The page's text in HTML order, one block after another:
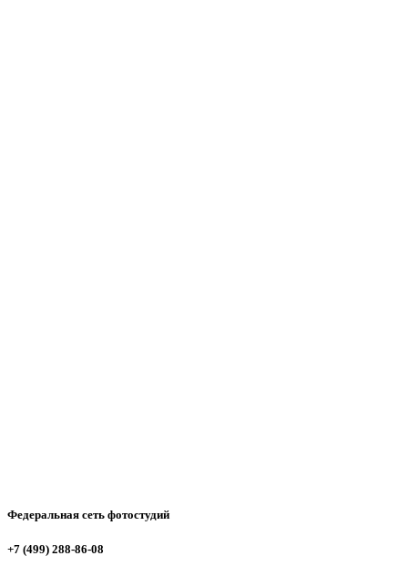
Федеральная сеть фотостудий
+7 (499) 288-86-08